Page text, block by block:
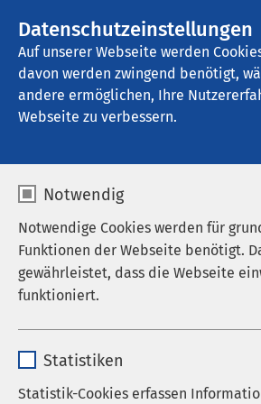
Datenschutzeinstellungen
Auf unserer Webseite werden
davon werden zwingend benötigt,
andere ermöglichen, Ihre
Webseite zu verbessern.
Notwendig
Notwendige Cookies werden für
Funktionen der Webseite benötigt.
gewährleistet, dass die Webseite
funktioniert.
Anbieter sgalinski
Statistiken
Statistik-Cookies erfassen
AMEOS Klinikum Hildesheim